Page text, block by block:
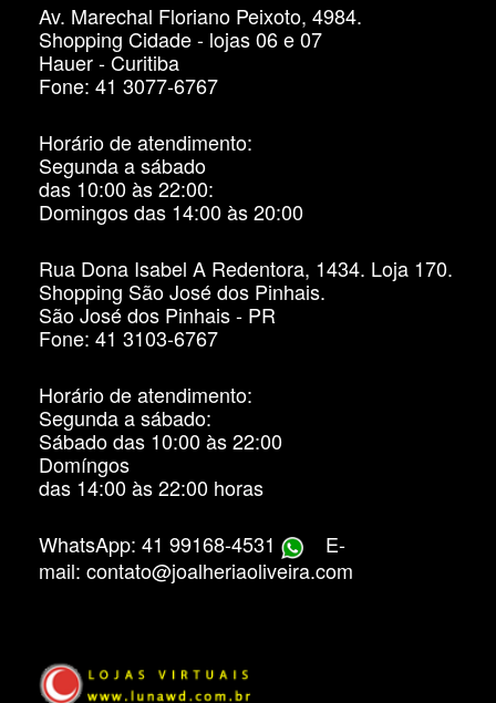
Av. Marechal Floriano Peixoto, 4984.
Shopping Cidade - lojas 06 e 07
Hauer - Curitiba
Fone: 41 3077-6767
Horário de atendimento:
Segunda a sábado
das 10:00 às 22:00:
Domingos das 14:00 às 20:00
Rua Dona Isabel A Redentora, 1434. Loja 170.
Shopping São José dos Pinhais.
São José dos Pinhais - PR
Fone: 41 3103-6767
Horário de atendimento:
Segunda a sábado:
Sábado das 10:00 às 22:00
Domíngos
das 14:00 às 22:00 horas
WhatsApp: 41 99168-4531
E-
mail: contato@joalheriaoliveira.com